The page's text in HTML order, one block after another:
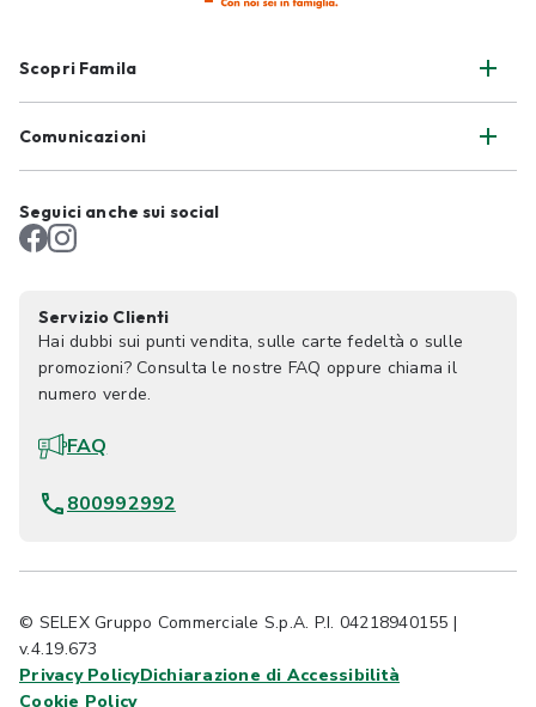
Scopri Famila
Comunicazioni
Seguici anche sui social
Servizio Clienti
Hai dubbi sui punti vendita, sulle carte fedeltà o sulle
promozioni? Consulta le nostre FAQ oppure chiama il
numero verde.
FAQ
800992992
© SELEX Gruppo Commerciale S.p.A. P.I. 04218940155 |
v.4.19.673
Privacy PolicyDichiarazione di Accessibilità
Cookie Policy